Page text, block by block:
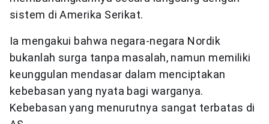
sistem di Amerika Serikat.
Ia mengakui bahwa negara-negara Nordik
bukanlah surga tanpa masalah, namun memiliki
keunggulan mendasar dalam menciptakan
kebebasan yang nyata bagi warganya.
Kebebasan yang menurutnya sangat terbatas di